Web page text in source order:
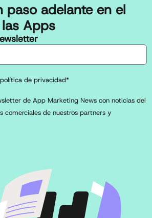
paso adelante en el
Apps
de privacidad*
de App Marketing News con noticias del
comerciales de nuestros partners y